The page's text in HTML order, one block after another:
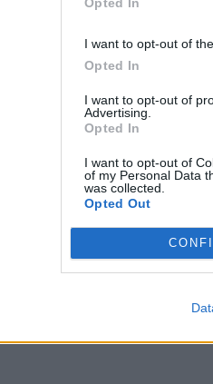
I want to opt-out of
Opted In
I want to opt-out of
Advertising.
Opted In
I want to opt-out of
of my Personal Data
was collected.
Opted Out
ВСИЧКИ
ТЕЛЕГРАМ
ПО ТЕМАТА